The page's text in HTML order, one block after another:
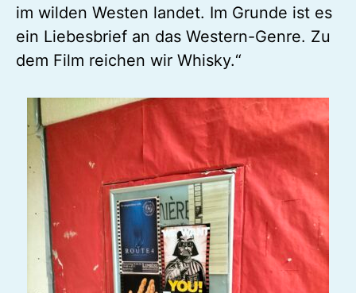
im wilden Westen landet. Im Grunde ist es
ein Liebesbrief an das Western-Genre. Zu
dem Film reichen wir Whisky.“